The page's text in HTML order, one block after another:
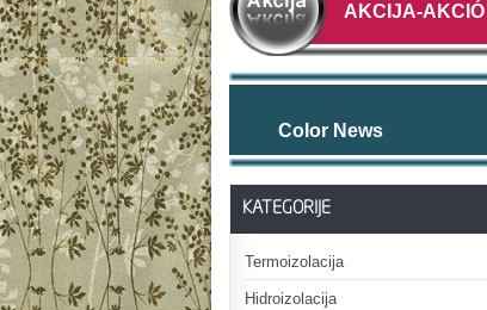
AKCIJA-AKCIÓ
Color News
KATEGORIJE
Termoizolacija
Hidroizolacija